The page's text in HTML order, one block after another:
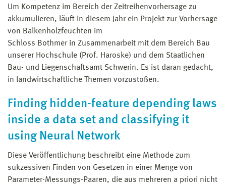
Um Kompetenz im Bereich der Zeitreihenvorhersage zu
akkumulieren, läuft in diesem Jahr ein Projekt zur Vorhersage
von Balkenholzfeuchten im
Schloss Bothmer in Zusammenarbeit mit dem Bereich Bau
unserer Hochschule (Prof. Haroske) und dem Staatlichen
Bau- und Liegenschaftsamt Schwerin. Es ist daran gedacht,
in landwirtschaftliche Themen vorzustoßen.
Finding hidden-feature depending laws
inside a data set and classifying it
using Neural Network
Diese Veröffentlichung beschreibt eine Methode zum
sukzessiven Finden von Gesetzen in einer Menge von
Parameter-Messungs-Paaren, die aus mehreren a priori nicht